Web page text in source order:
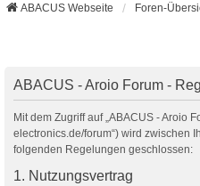
ABACUS Webseite Foren-
ABACUS - Aroio Forum -
Mit dem Zugriff auf „ABACUS - Aroio
electronics.de/forum“) wird zwischen
folgenden Regelungen geschlossen:
1. Nutzungsvertrag